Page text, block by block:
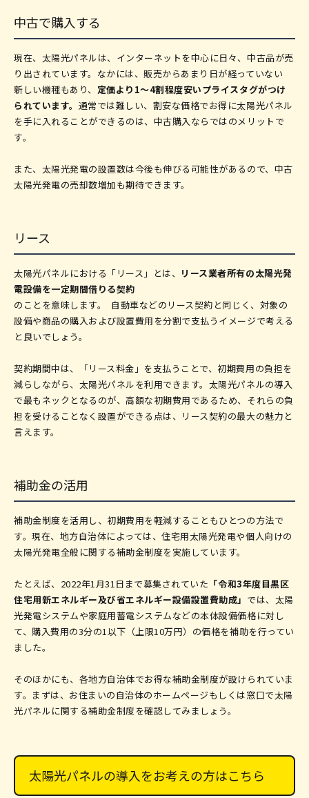
中古で購入する
現在、太陽光パネルは、インターネットを中心に日々、中古品が売
り出されています。なかには、販売からあまり日が経っていない
新しい機種もあり、 定価より1〜4割程度安いプライスタグがつけ
られています。 通常では難しい、割安な価格でお得に太陽光パネル
を手に入れることができるのは、中古購入ならではのメリットで
す。
また、太陽光発電の設置数は今後も伸びる可能性があるので、中古
太陽光発電の売却数増加も期待できます。
リース
太陽光パネルにおける「リース」とは、 リース業者所有の太陽光発
電設備を一定期間借りる契約
のことを意味します。 自動車などのリース契約と同じく、対象の
設備や商品の購入および設置費用を分割で支払うイメージで考える
と良いでしょう。
契約期間中は、「リース料金」を支払うことで、初期費用の負担を
減らしながら、太陽光パネルを利用できます。太陽光パネルの導入
で最もネックとなるのが、高額な初期費用であるため、それらの負
担を受けることなく設置ができる点は、リース契約の最大の魅力と
言えます。
補助金の活用
補助金制度を活用し、初期費用を軽減することもひとつの方法で
す。現在、地方自治体によっては、住宅用太陽光発電や個人向けの
太陽光発電全般に関する補助金制度を実施しています。
たとえば、2022年1月31日まで募集されていた 「令和3年度目黒区
住宅用新エネルギー及び省エネルギー設備設置費助成」 では、太陽
光発電システムや家庭用蓄電システムなどの本体設備価格に対し
て、購入費用の3分の1以下（上限10万円）の価格を補助を行ってい
ました。
そのほかにも、各地方自治体でお得な補助金制度が設けられていま
す。まずは、お住まいの自治体のホームページもしくは窓口で太陽
光パネルに関する補助金制度を確認してみましょう。
太陽光パネルの導入をお考えの方はこちら